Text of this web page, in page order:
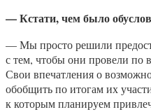
— Кстати, чем было
— Мы просто решили
с тем, чтобы они провели по
Свои впечатления о
обобщить по итогам их
к которым планируем